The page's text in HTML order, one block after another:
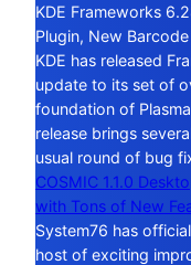
KDE Frameworks
Plugin, New
KDE has released
update to its set of
foundation of
release brings
usual round of bug
COSMIC 1.1.0
with Tons of New
System76 has
host of exciting